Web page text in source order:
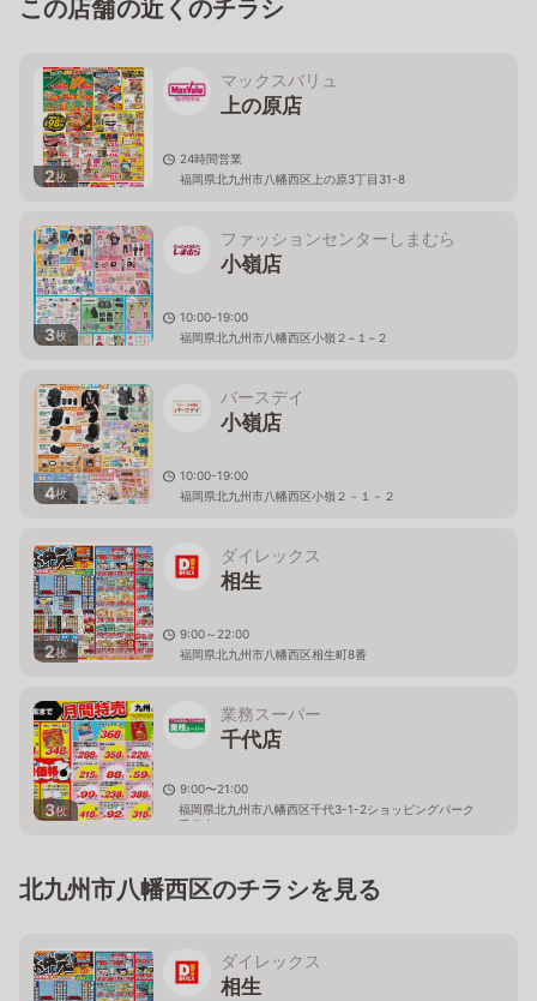
この店舗の近くのチラシ
2枚
マックスバリュ
上の原店
24時間営業
福岡県北九州市八幡西区上の原3丁目31-8
3枚
ファッションセンターしまむら
小嶺店
10:00-19:00
福岡県北九州市八幡西区小嶺２−１−２
4枚
バースデイ
小嶺店
10:00-19:00
福岡県北九州市八幡西区小嶺２－１－２
2枚
ダイレックス
相生
9:00～22:00
福岡県北九州市八幡西区相生町8番
3枚
業務スーパー
千代店
9:00〜21:00
福岡県北九州市八幡西区千代3-1-2ショッピングパーク
千代内
北九州市八幡西区のチラシを見る
ダイレックス
相生